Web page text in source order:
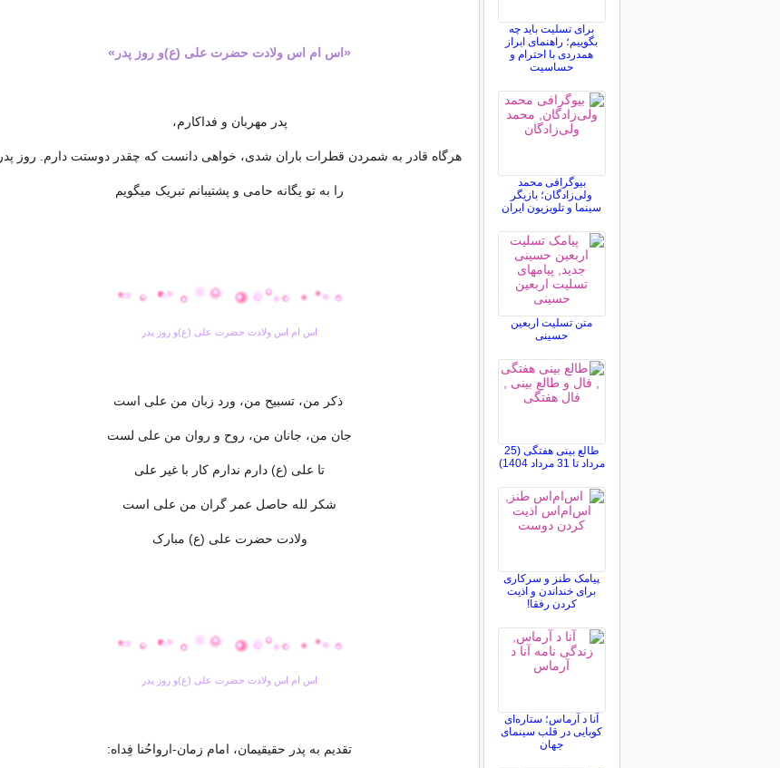
«اس ام اس ولادت حضرت علی (ع)و روز پدر»
پدر مهربان و فداکارم،
هرگاه قادر به شمردن قطرات باران شدی، خواهی دانست که چقدر دوستت دارم. روز پدر
را به تو یگانه حامی و پشتیبانم تبریک میگویم
اس ام اس ولادت حضرت علی (ع)و روز پدر
ذکر من، تسبیح من، ورد زبان من علی است
جان من، جانان من، روح و روان من علی لست
تا علی (ع) دارم ندارم کار با غیر علی
شکر لله حاصل عمر گران من علی است
ولادت حضرت علی (ع) مبارک
اس ام اس ولادت حضرت علی (ع)و روز پدر
تقدیم به پدر حقیقیمان، امام زمان-ارواحُنا فِداه:
برای تسلیت باید چه
بگوییم؛ راهنمای ابراز
همدردی با احترام و
حساسیت
بیوگرافی محمد
ولی‌زادگان؛ بازیگر
سینما و تلویزیون ایران
متن تسلیت اربعین
حسینی
طالع بینی هفتگی (25
مرداد تا 31 مرداد 1404)
پیامک طنز و سرکاری
برای خنداندن و اذیت
کردن رفقا!
آنا د آرماس؛ ستاره‌ای
کوبایی در قلب سینمای
جهان